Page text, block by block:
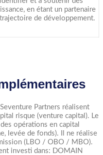
en étant un partenaire
de développement.
Partners réalisent
risque (venture capital). Le
opérations en capital
levée de fonds). Il ne réalise
(LBO / OBO / MBO).
investi dans: DOMAIN